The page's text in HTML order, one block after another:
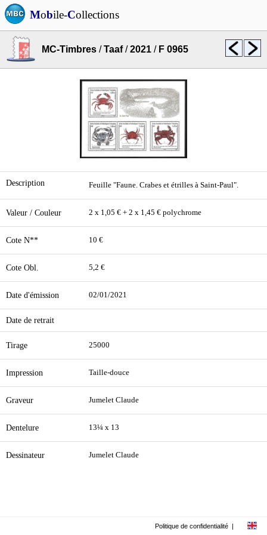
Mobile-Collections
MC-Timbres /Taaf/2021 / F 0965
Description Feuille "Faune. Crabes et étrilles à Saint-Paul".
Valeur / Couleur 2 x 1,05 € + 2 x 1,45 € polychrome
Cote N** 10 €
Cote Obl. 5,2 €
Date d'émission 02/01/2021
Date de retrait
Tirage 25000
Impression Taille-douce
Graveur Jumelet Claude
Dentelure 13¼ x 13
Dessinateur Jumelet Claude
Politique de confidentialité |